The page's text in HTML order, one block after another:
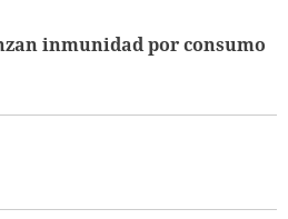
inmunidad por consumo